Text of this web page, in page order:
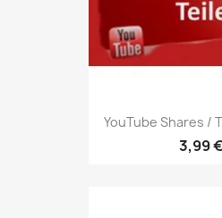
YouTube Shares /
3,99 €